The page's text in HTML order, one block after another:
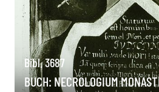
Bibl. 3687
BUCH: NECROLOGIUM